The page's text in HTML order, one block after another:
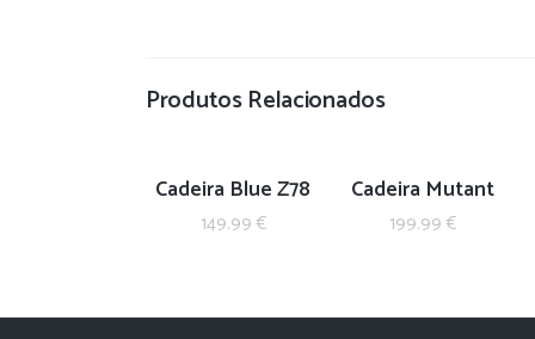
Produtos Relacionados
Cadeira Blue Z78
149.99 €
Cadeira Mutant
199.99€